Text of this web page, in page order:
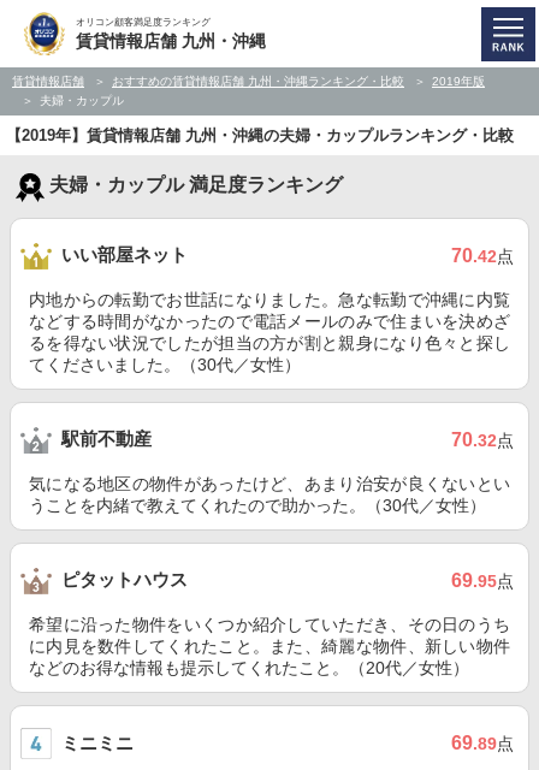
オリコン顧客満足度ランキング
賃貸情報店舗 九州・沖縄
賃貸情報店舗 おすすめの賃貸情報店舗 九州・沖縄ランキング・比較
2019年版
夫婦・カップル
【2019年】賃貸情報店舗 九州・沖縄の夫婦・カップルランキング・比較
夫婦・カップル 満足度ランキング
いい部屋ネット 70.42点
内地からの転勤でお世話になりました。急な転勤で沖縄に内覧
などする時間がなかったので電話メールのみで住まいを決めざ
るを得ない状況でしたが担当の方が割と親身になり色々と探し
てくださいました。（30代／女性）
駅前不動産 70.32点
気になる地区の物件があったけど、あまり治安が良くないとい
うことを内緒で教えてくれたので助かった。（30代／女性）
ピタットハウス 69.95点
希望に沿った物件をいくつか紹介していただき、その日のうち
に内見を数件してくれたこと。また、綺麗な物件、新しい物件
などのお得な情報も提示してくれたこと。（20代／女性）
ミニミニ 69.89点